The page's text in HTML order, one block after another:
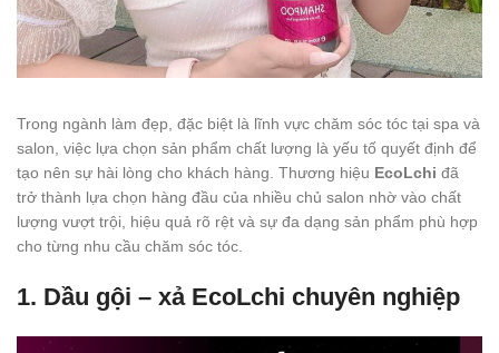
Trong ngành làm đẹp, đặc biệt là lĩnh vực chăm sóc tóc tại spa và
salon, việc lựa chọn sản phẩm chất lượng là yếu tố quyết định để
tạo nên sự hài lòng cho khách hàng. Thương hiệu EcoLchi đã
trở thành lựa chọn hàng đầu của nhiều chủ salon nhờ vào chất
lượng vượt trội, hiệu quả rõ rệt và sự đa dạng sản phẩm phù hợp
cho từng nhu cầu chăm sóc tóc.
1. Dầu gội – xả EcoLchi chuyên nghiệp